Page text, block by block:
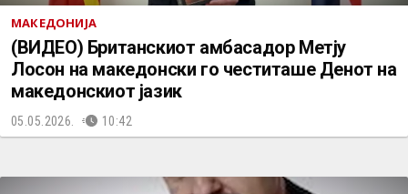
МАКЕДОНИЈА
(ВИДЕО) Британскиот амбасадор Метју
Лосон на македонски го честиташе Денот на
македонскиот јазик
05.05.2026. 10:42